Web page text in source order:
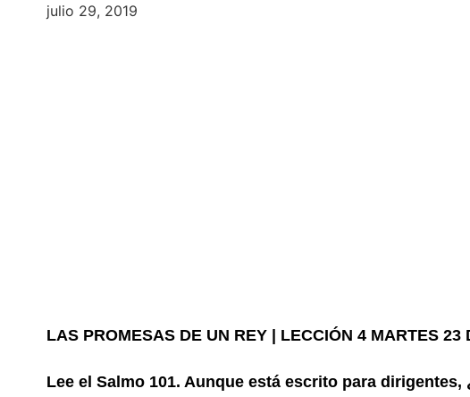
julio 29, 2019
LAS PROMESAS DE UN REY | LECCIÓN 4 MARTES 23
Lee el Salmo 101. Aunque está escrito para